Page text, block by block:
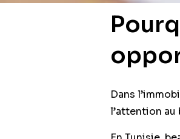
Dans
l’attention